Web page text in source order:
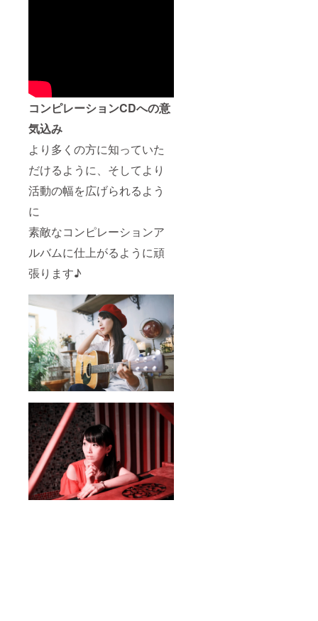
コンピレーションCDへの意
気込み
より多くの方に知っていた
だけるように、そしてより
活動の幅を広げられるよう
に
素敵なコンピレーションア
ルバムに仕上がるように頑
張ります♪